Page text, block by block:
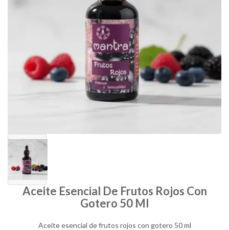
Aceite Esencial De Frutos Rojos Con
Gotero 50 Ml
Aceite esencial de frutos rojos con gotero 50 ml